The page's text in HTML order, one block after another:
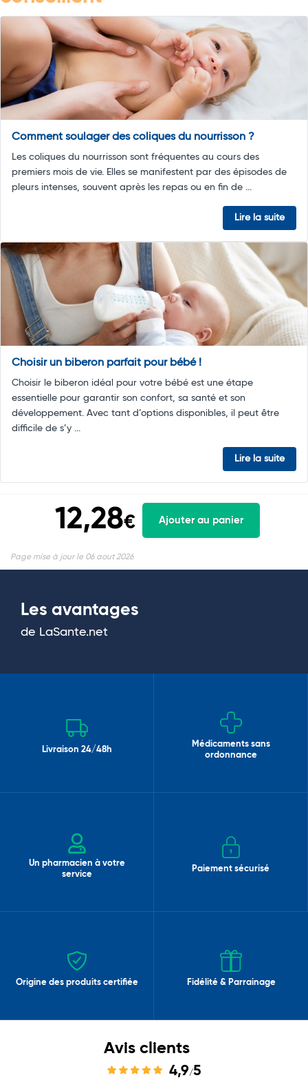
Comment soulager des coliques du nourrisson ?
Les coliques du nourrisson sont fréquentes au cours des
premiers mois de vie. Elles se manifestent par des épisodes de
pleurs intenses, souvent après les repas ou en fin de ...
Lire la suite
Choisir un biberon parfait pour bébé !
Choisir le biberon idéal pour votre bébé est une étape
essentielle pour garantir son confort, sa santé et son
développement. Avec tant d’options disponibles, il peut être
difficile de s’y ...
Lire la suite
12,28€ Ajouter au panier
Page mise à jour le 06 aout 2026
Les avantages
de LaSante.net
Livraison 24/48h
Médicaments sans
ordonnance
Un pharmacien à votre
service
Paiement sécurisé
Origine des produits certifiée Fidélité & Parrainage
Avis clients
4,9/5